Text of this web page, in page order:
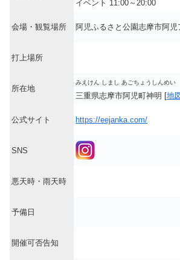
イベント 11:00～20:00
会場・観覧場所 阿児ふるさと公園志摩市阿
打上場所
所在地
みえけん しまし あごちょうしんめい
三重県志摩市阿児町神明 [地
公式サイト https://eejanka.com/
SNS
悪天時・雨天時
予備日
開催可否告知